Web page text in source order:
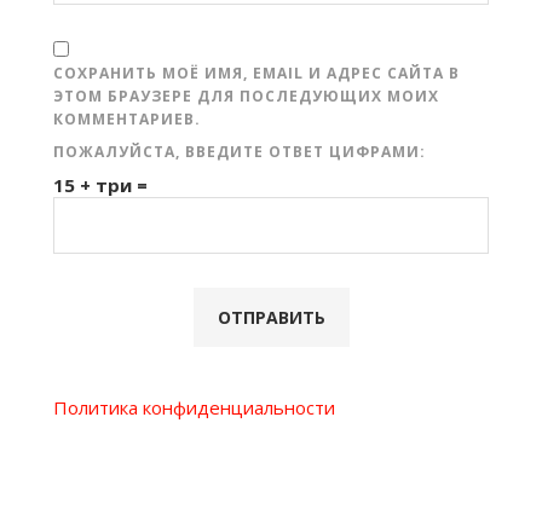
СОХРАНИТЬ МОЁ ИМЯ, EMAIL И АДРЕС САЙТА В
ЭТОМ БРАУЗЕРЕ ДЛЯ ПОСЛЕДУЮЩИХ МОИХ
КОММЕНТАРИЕВ.
ПОЖАЛУЙСТА, ВВЕДИТЕ ОТВЕТ ЦИФРАМИ:
15 + три =
Политика конфиденциальности